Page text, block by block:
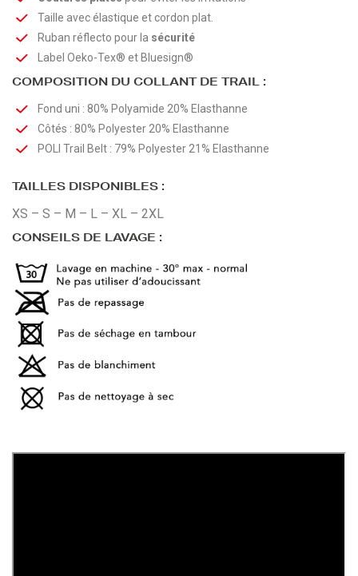
Taille avec élastique et cordon plat.
Ruban réflecto pour la sécurité
Label Oeko-Tex® et Bluesign®
COMPOSITION DU COLLANT DE TRAIL :
Fond uni : 80% Polyamide 20% Elasthanne
Côtés : 80% Polyester 20% Elasthanne
POLI Trail Belt : 79% Polyester 21% Elasthanne
TAILLES DISPONIBLES :
XS – S – M – L – XL – 2XL
CONSEILS DE LAVAGE :